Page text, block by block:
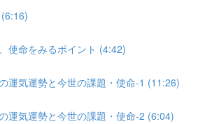
使命をみるポイント (4:42)
運気運勢と今世の課題・使命-1 (11:26)
運気運勢と今世の課題・使命-2 (6:04)